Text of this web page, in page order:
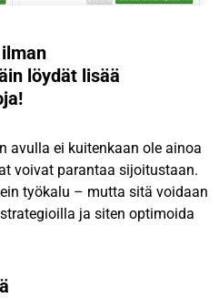
löydät lisää
avulla ei kuitenkaan ole ainoa
voivat parantaa sijoitustaan.
työkalu – mutta sitä voidaan
ja siten optimoida